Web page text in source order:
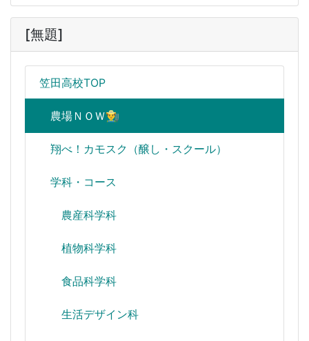
[無題]
笠田高校TOP
農場ＮＯＷ👨‍🌾
翔べ！カモスク（醸し・スクール）
学科・コース
農産科学科
植物科学科
食品科学科
生活デザイン科